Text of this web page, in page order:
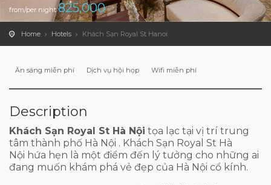
from/per night825,000
Home Hotels Khách Sạn Royal St Hanoi
Ăn sáng miễn phí Dịch vụ hội họp Wifi miễn phí
Description
Khách Sạn Royal St Hà Nội tọa lạc tại vị trí trung
tâm thành phố Hà Nội . Khách Sạn Royal St Hà
Nội hứa hẹn là một điểm đến lý tưởng cho những ai
đang muốn khám phá vẻ đẹp của Hà Nội cổ kính.